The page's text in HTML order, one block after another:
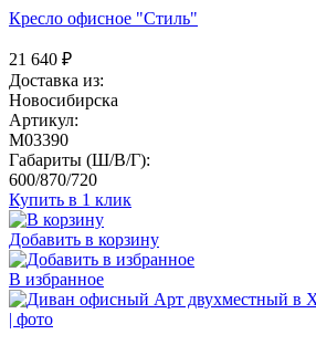
Кресло офисное "Стиль"
21 640 ₽
Доставка из:
Новосибирска
Артикул:
M03390
Габариты (Ш/В/Г):
600/870/720
Купить в 1 клик
Добавить в корзину
В избранное